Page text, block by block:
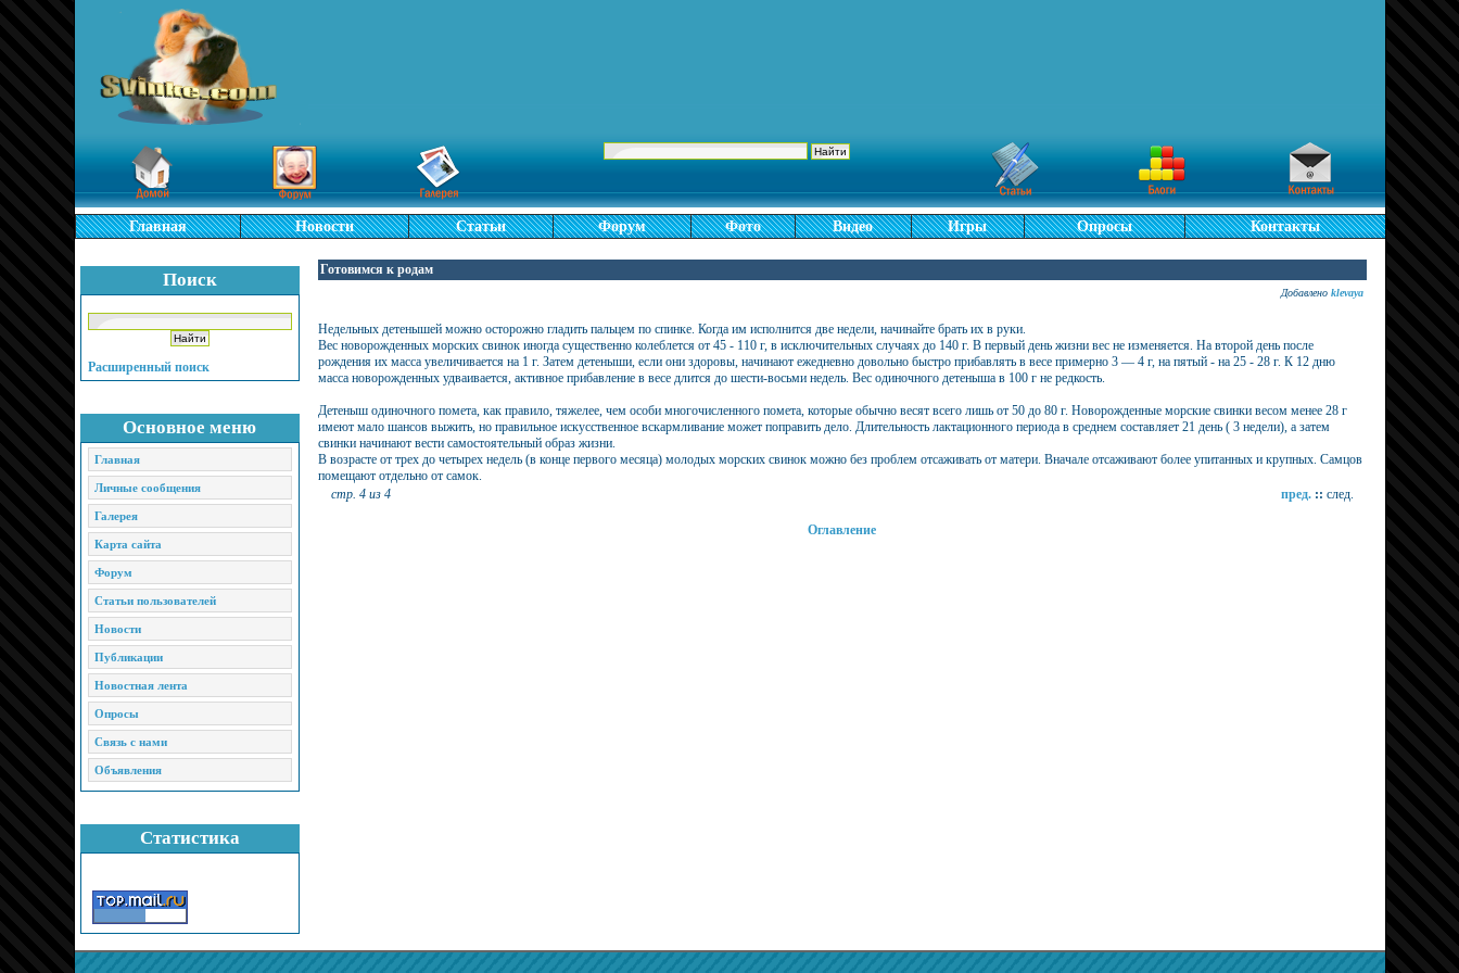
Главная Новости Статьи Форум Фото Видео Игры Опросы Контакты
Поиск
Расширенный поиск
Основное меню
Главная
Личные сообщения
Галерея
Карта сайта
Форум
Статьи пользователей
Новости
Публикации
Новостная лента
Опросы
Связь с нами
Объявления
Статистика
Готовимся к родам
Добавлено klevaya
Недельных детенышей можно осторожно гладить пальцем по спинке. Когда им исполнится две недели, начинайте брать их в руки.
Вес новорожденных морских свинок иногда существенно колеблется от 45 - 110 г, в исключительных случаях до 140 г. В первый день жизни вес не изменяется. На второй день после
рождения их масса увеличивается на 1 г. Затем детеныши, если они здоровы, начинают ежедневно довольно быстро прибавлять в весе примерно 3 — 4 г, на пятый - на 25 - 28 г. К 12 дню
масса новорожденных удваивается, активное прибавление в весе длится до шести-восьми недель. Вес одиночного детеныша в 100 г не редкость.
Детеныш одиночного помета, как правило, тяжелее, чем особи многочисленного помета, которые обычно весят всего лишь от 50 до 80 г. Новорожденные морские свинки весом менее 28 г
имеют мало шансов выжить, но правильное искусственное вскармливание может поправить дело. Длительность лактационного периода в среднем составляет 21 день ( 3 недели), а затем
свинки начинают вести самостоятельный образ жизни.
В возрасте от трех до четырех недель (в конце первого месяца) молодых морских свинок можно без проблем отсаживать от матери. Вначале отсаживают более упитанных и крупных. Самцов
помещают отдельно от самок.
стр. 4 из 4
пред. :: след.
Оглавление